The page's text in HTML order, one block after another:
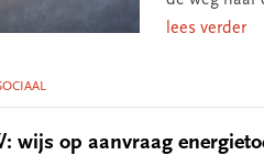
lees verder
wijs op aanvraag